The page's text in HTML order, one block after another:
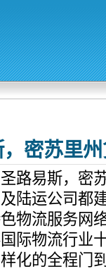
密苏里
路易斯，密
陆运公司都
物流服务网
际物流行业
化的全程门